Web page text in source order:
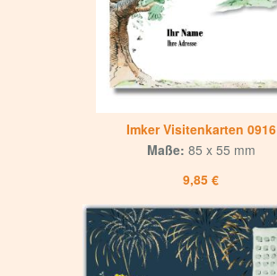
Imker Visitenkarten 0916
9,85 €
Maße: 85 x 55 mm